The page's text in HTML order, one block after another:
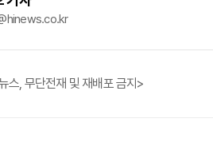
스, 무단전재 및 재배포 금지>